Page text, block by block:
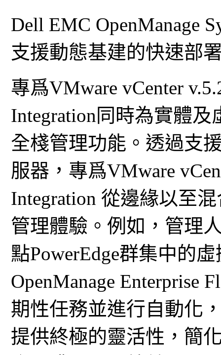
Dell EMC OpenManage
支援動態基建的快速部
專爲VMware vCenter
Integration同時為實體
全棧管理功能。透過支
服器，專爲VMware
Integration 從邊緣以至
管理體驗。例如，管理
點PowerEdge群集中的
OpenManage Enterprise
期性任務並進行自動化
提供終極的靈活性，簡